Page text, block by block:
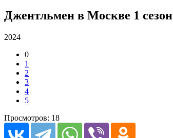
Джентльмен в Москве 1 сезон
2024
0
1
2
3
4
5
Просмотров: 18